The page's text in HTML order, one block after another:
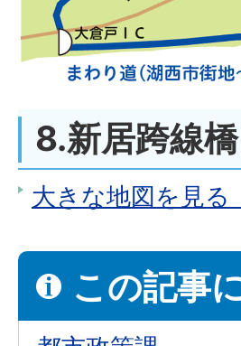
8.新居跨線
大きな地図を見
この記事